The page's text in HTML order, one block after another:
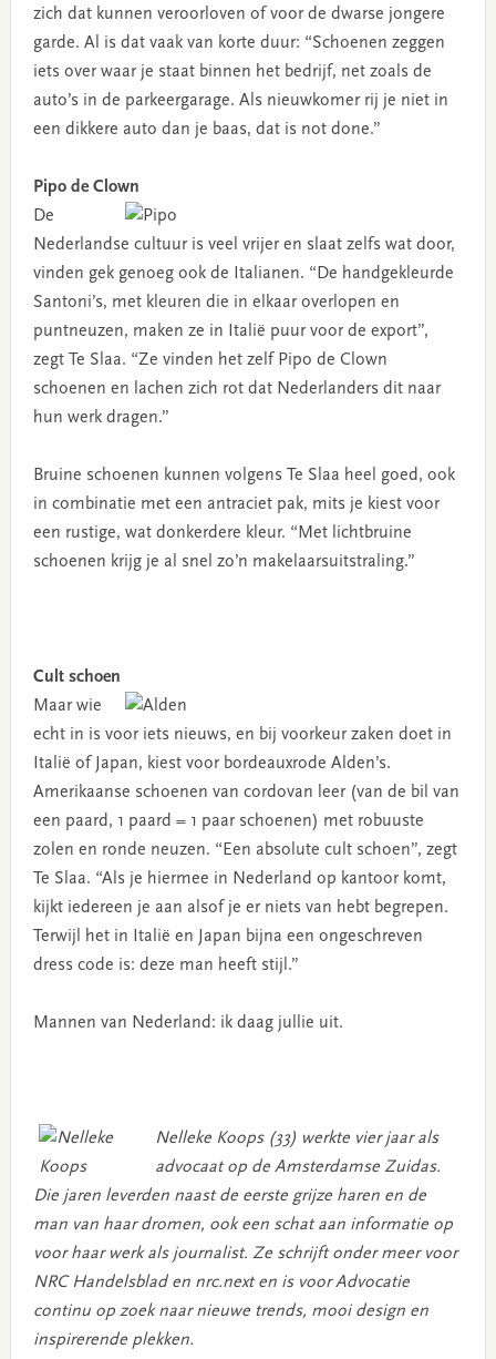
zich dat kunnen veroorloven of voor de dwarse jongere
garde. Al is dat vaak van korte duur: “Schoenen zeggen
iets over waar je staat binnen het bedrijf, net zoals de
auto’s in de parkeergarage. Als nieuwkomer rij je niet in
een dikkere auto dan je baas, dat is not done.”
Pipo de Clown
De
Nederlandse cultuur is veel vrijer en slaat zelfs wat door,
vinden gek genoeg ook de Italianen. “De handgekleurde
Santoni’s, met kleuren die in elkaar overlopen en
puntneuzen, maken ze in Italië puur voor de export”,
zegt Te Slaa. “Ze vinden het zelf Pipo de Clown
schoenen en lachen zich rot dat Nederlanders dit naar
hun werk dragen.”
Bruine schoenen kunnen volgens Te Slaa heel goed, ook
in combinatie met een antraciet pak, mits je kiest voor
een rustige, wat donkerdere kleur. “Met lichtbruine
schoenen krijg je al snel zo’n makelaarsuitstraling.”
Cult schoen
Maar wie
echt in is voor iets nieuws, en bij voorkeur zaken doet in
Italië of Japan, kiest voor bordeauxrode Alden’s.
Amerikaanse schoenen van cordovan leer (van de bil van
een paard, 1 paard = 1 paar schoenen) met robuuste
zolen en ronde neuzen. “Een absolute cult schoen”, zegt
Te Slaa. “Als je hiermee in Nederland op kantoor komt,
kijkt iedereen je aan alsof je er niets van hebt begrepen.
Terwijl het in Italië en Japan bijna een ongeschreven
dress code is: deze man heeft stijl.”
Mannen van Nederland: ik daag jullie uit.
Nelleke Koops (33) werkte vier jaar als
advocaat op de Amsterdamse Zuidas.
Die jaren leverden naast de eerste grijze haren en de
man van haar dromen, ook een schat aan informatie op
voor haar werk als journalist. Ze schrijft onder meer voor
NRC Handelsblad en nrc.next en is voor Advocatie
continu op zoek naar nieuwe trends, mooi design en
inspirerende plekken.